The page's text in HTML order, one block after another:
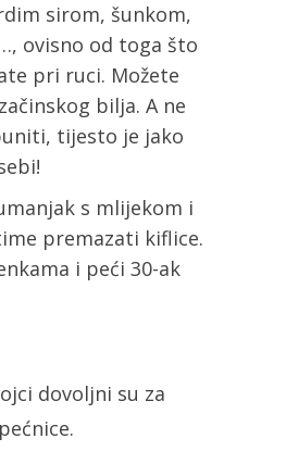
sirom, šunkom,
ovisno od toga što
pri ruci. Možete
bilja. A ne
tijesto je jako
s mlijekom i
premazati kiflice.
i peći 30-ak
dovoljni su za